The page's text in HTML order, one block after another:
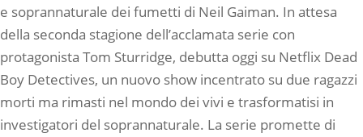
e soprannaturale dei fumetti di Neil Gaiman. In attesa
della seconda stagione dell’acclamata serie con
protagonista Tom Sturridge, debutta oggi su Netflix Dead
Boy Detectives, un nuovo show incentrato su due ragazzi
morti ma rimasti nel mondo dei vivi e trasformatisi in
investigatori del soprannaturale. La serie promette di